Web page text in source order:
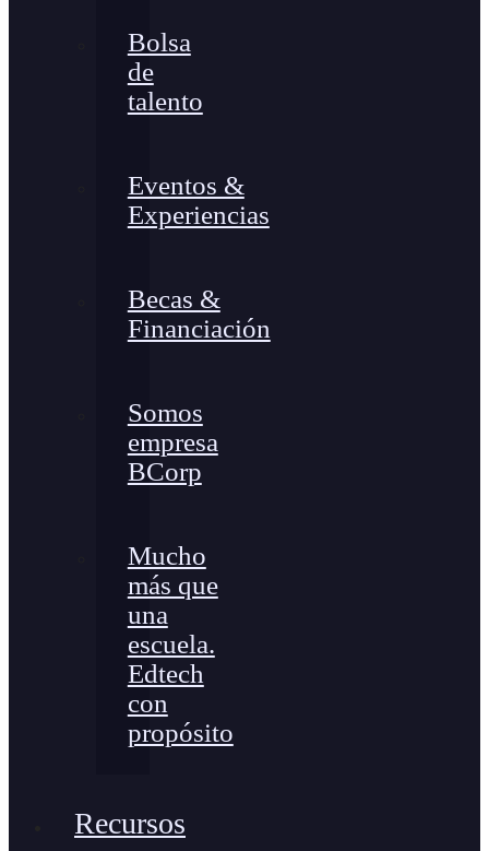
Bolsa
de
talento
Eventos &
Experiencias
Becas &
Financiación
Somos
empresa
BCorp
Mucho
más que
una
escuela.
Edtech
con
propósito
Recursos